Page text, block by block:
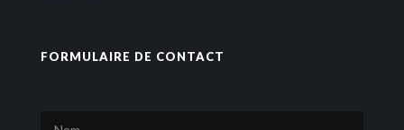
FORMULAIRE DE CONTACT